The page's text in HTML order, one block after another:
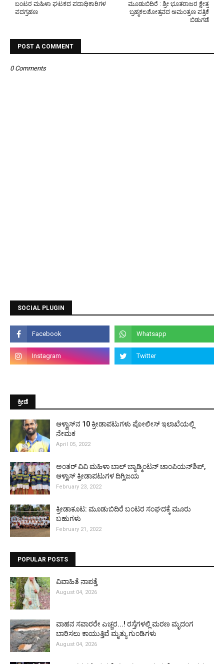
ಮೂಡುಬಿದಿರೆ : ಶ್ರೀ ಭೂತರಾಜರ ಕ್ಷೇತ್ರ
ಬ್ರಹ್ಮಕಲಶೋತ್ಸವದ ಅಮಂತ್ರಣ ಪತ್ರಿಕೆ
ಬಿಡುಗಡೆ
ಬಂಟರ ಮಹಿಳಾ ಘಟಕದ ಪದಾಧಿಕಾರಿಗಳ
ಪದಗ್ರಹಣ
POST A COMMENT
0 Comments
SOCIAL PLUGIN
ಕ್ರೀಡೆ
ಆಳ್ವಾಸ್‌ನ 10 ಕ್ರೀಡಾಪಟುಗಳು ಪೋಲೀಸ್ ಇಲಾಖೆಯಲ್ಲಿ
ನೇಮಕ
April 05, 2022
ಅಂತರ್ ವಿವಿ ಮಹಿಳಾ ಬಾಲ್ ಬ್ಯಾಡ್ಮಿಂಟನ್ ಚಾಂಪಿಯನ್‌ಶಿಪ್,
ಆಳ್ವಾಸ್ ಕ್ರೀಡಾಪಟುಗಳ ದಿಗ್ವಿಜಯ
February 23, 2022
ಕ್ರೀಡಾಕೂಟ: ಮೂಡುಬಿದಿರೆ ಬಂಟರ ಸಂಘದಕ್ಕೆ ಮೂರು
ಬಹುಗಳು
February 21, 2022
POPULAR POSTS
ವಿವಾಹಿತೆ ನಾಪತ್ತೆ
August 04, 2026
ವಾಹನ ಸವಾರರೇ ಎಚ್ಚರ...! ರಸ್ತೆಗಳಲ್ಲಿ ಮರಣ ಮೃದಂಗ
ಬಾರಿಸಲು ಕಾಯುತ್ತಿವೆ ಮೃತ್ಯು ಗುಂಡಿಗಳು
August 04, 2026